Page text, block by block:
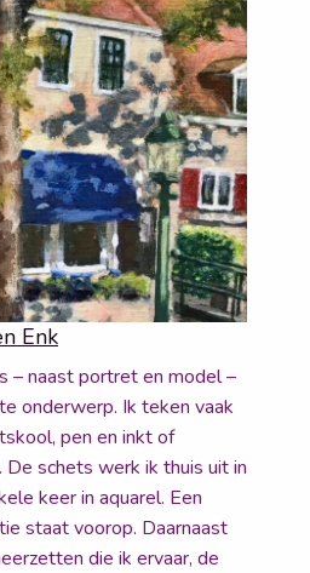
Enk
– naast portret en model –
onderwerp. Ik teken vaak
pen en inkt of
schets werk ik thuis uit in
keer in aquarel. Een
staat voorop. Daarnaast
die ik ervaar, de